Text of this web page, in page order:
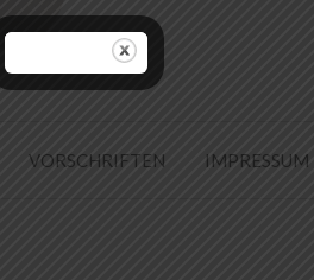
VORSCHRIFTEN IMPRESSUM